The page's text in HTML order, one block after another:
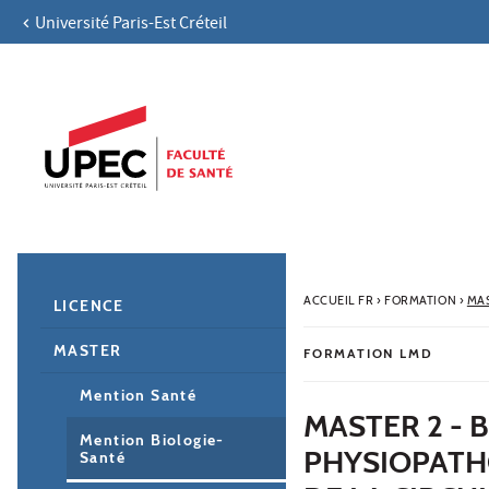
Aller au contenu
Navigation secondaire
Université Paris-Est Créteil
ACCUEIL FR› FORMATION ›
FORMATION LMD
MASTER 2 -
LICENCE
MASTER
Mention Santé
Mention Biologie-
Santé